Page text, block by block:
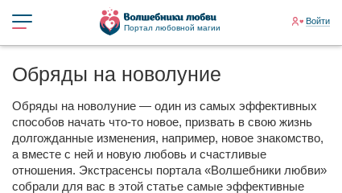
Портал любовной магии
Войти
Обряды на новолуние
Обряды на новолуние — один из самых эффективных
способов начать что-то новое, призвать в свою жизнь
долгожданные изменения, например, новое знакомство,
а вместе с ней и новую любовь и счастливые
отношения. Экстрасенсы портала «Волшебники любви»
собрали для вас в этой статье самые эффективные